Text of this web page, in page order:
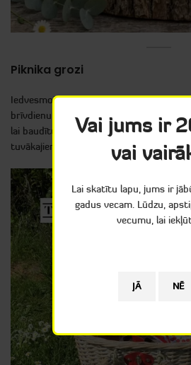
Piknika grozi
Iedvesmojiet viņu doties pie dabas!
brīvdienu izbraucieniem,
lai baudītu svaigu gaisu un mierpilnu
tuvākajiem.
Vai jums ir
vai
Lai skatītu lapu, jums ir
gadus vecam. Lūdzu,
vecumu, lai